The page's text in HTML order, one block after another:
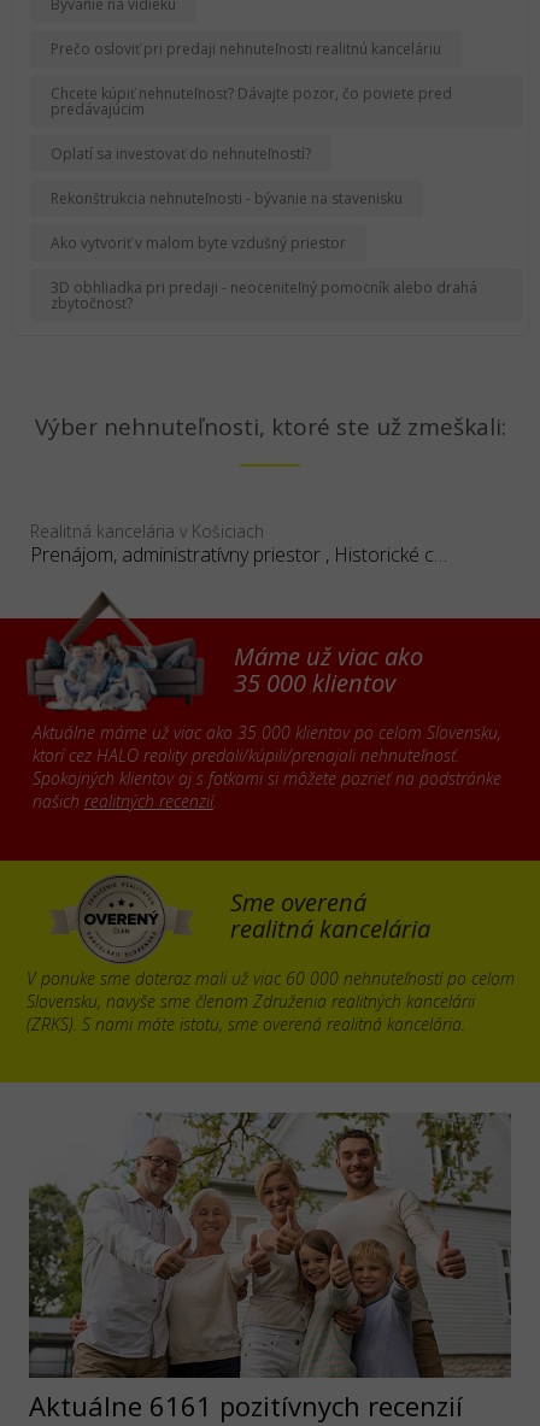
Prečo osloviť pri predaji nehnuteľnosti realitnú kanceláriu
Chcete kúpiť nehnuteľnosť? Dávajte pozor, čo poviete pred
predávajúcim
Oplatí sa investovať do nehnuteľností?
Rekonštrukcia nehnuteľnosti - bývanie na stavenisku
Ako vytvoriť v malom byte vzdušný priestor
3D obhliadka pri predaji - neoceniteľný pomocník alebo drahá
zbytočnosť?
Výber nehnuteľnosti, ktoré ste už zmeškali:
Realitná kancelária v Košiciach
Prenájom, administratívny priestor , Historické centrum
Máme už viac ako
35 000 klientov
Aktuálne máme už viac ako 35 000 klientov po celom Slovensku,
ktorí cez HALO reality predali/kúpili/prenajali nehnuteľnosť.
Spokojných klientov aj s fotkami si môžete pozrieť na podstránke
našich realitných recenzií.
Sme overená
realitná kancelária
V ponuke sme doteraz mali už viac 60 000 nehnuteľností po celom
Slovensku, navyše sme členom Združenia realitných kancelárii
(ZRKS). S nami máte istotu, sme overená realitná kancelária.
Aktuálne 6161 pozitívnych recenzií